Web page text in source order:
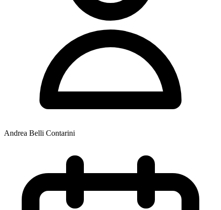
Andrea Belli Contarini